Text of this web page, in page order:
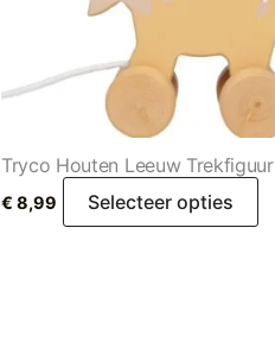
Tryco Houten Leeuw Trekfiguur
€ 8,99 Selecteer opties